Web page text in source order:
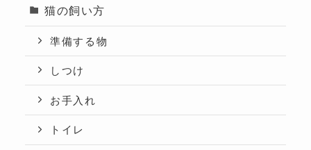
猫の飼い方
準備する物
しつけ
お手入れ
トイレ